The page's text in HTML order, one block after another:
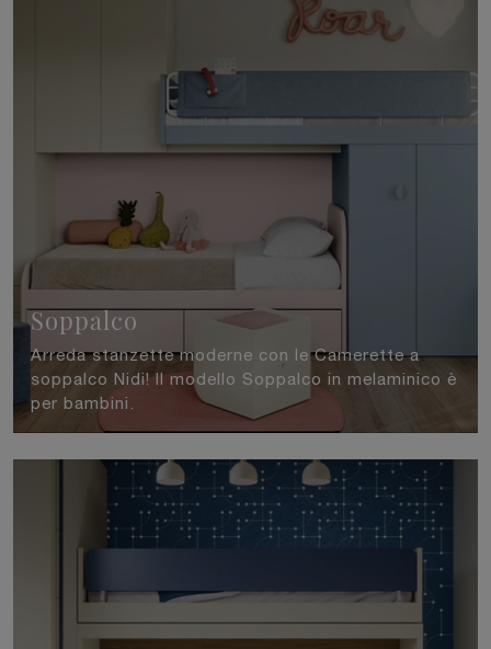
Soppalco
Arreda stanzette moderne con le Camerette a
soppalco Nidi! Il modello Soppalco in melaminico è
per bambini.